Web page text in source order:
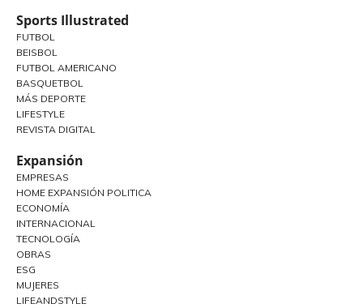
Sports Illustrated
FUTBOL
BEISBOL
FUTBOL AMERICANO
BASQUETBOL
MÁS DEPORTE
LIFESTYLE
REVISTA DIGITAL
Expansión
EMPRESAS
HOME EXPANSIÓN POLITICA
ECONOMÍA
INTERNACIONAL
TECNOLOGÍA
OBRAS
ESG
MUJERES
LIFEANDSTYLE